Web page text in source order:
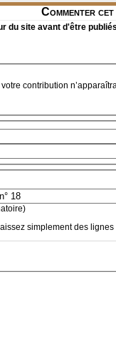
Commenter
du site avant d'être
contribution
simplement des lignes